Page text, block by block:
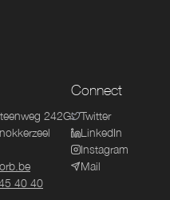
242G
40 40
Connect
Twitter
LinkedIn
Instagram
Mail